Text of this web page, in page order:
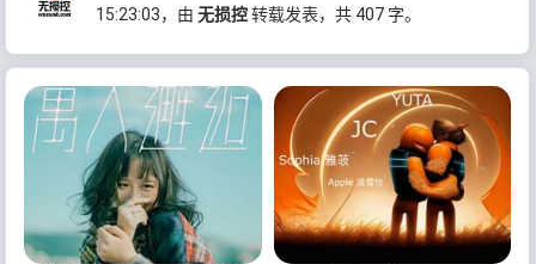
15:23:03，由无损控转载发表，共 407 字。